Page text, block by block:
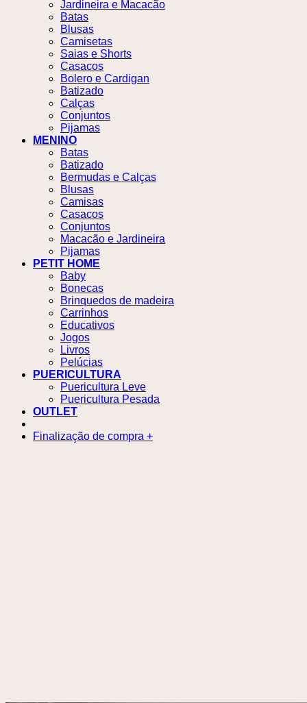
Jardineira e Macacão
Batas
Blusas
Camisetas
Saias e Shorts
Casacos
Bolero e Cardigan
Batizado
Calças
Conjuntos
Pijamas
MENINO
Batas
Batizado
Bermudas e Calças
Blusas
Camisas
Casacos
Conjuntos
Macacão e Jardineira
Pijamas
PETIT HOME
Baby
Bonecas
Brinquedos de madeira
Carrinhos
Educativos
Jogos
Livros
Pelúcias
PUERICULTURA
Puericultura Leve
Puericultura Pesada
OUTLET
Finalização de compra +